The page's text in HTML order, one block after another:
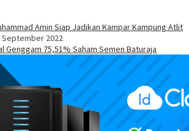
Amin Siap Jadikan Kampar Kampung Atlit
September 2022
Genggam 75,51% Saham Semen Baturaja